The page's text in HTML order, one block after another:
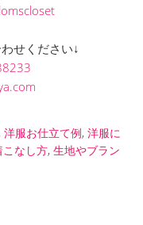
せください↓
洋服お仕立て例, 洋服に
なし方, 生地やブラン